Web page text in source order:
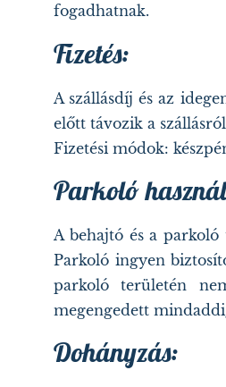
fogadhatnak.
Fizetés:
A szállásdíj és az
előtt távozik a
Fizetési módok:
Parkoló
A behajtó és a
Parkoló ingyen
parkoló területén
megengedett
Dohányzás: